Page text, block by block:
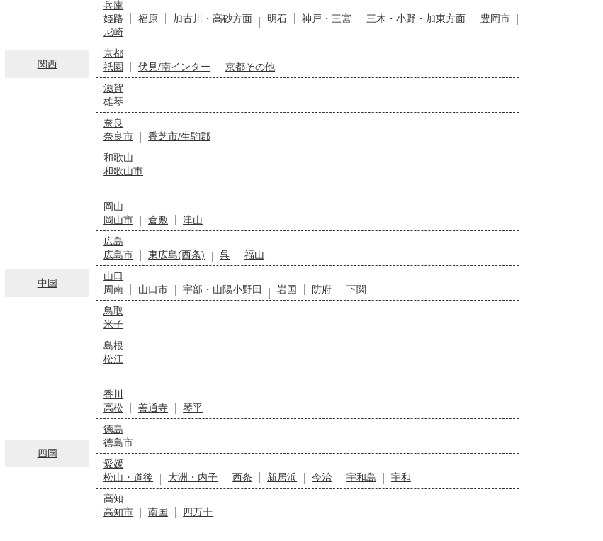
関西
兵庫
姫路
福原 加古川・高砂方面 明石 神戸・三宮 三木・小野・加東方面
豊岡市
尼崎
京都
祇園
伏見/南インター
京都その他
滋賀
雄琴
奈良
奈良市
香芝市/生駒郡
和歌山
和歌山市
中国
岡山
岡山市
倉敷
津山
広島
広島市
東広島(西条) 呉
福山
山口
周南
山口市 宇部・山陽小野田 岩国 防府
下関
鳥取
米子
島根
松江
四国
香川
高松
善通寺
琴平
徳島
徳島市
愛媛
松山・道後
大洲・内子 西条 新居浜 今治 宇和島
宇和
高知
高知市
南国 四万十